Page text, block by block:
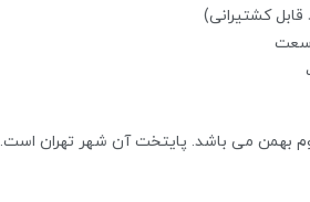
بهمن می باشد. پایتخت آن شهر تهران است.